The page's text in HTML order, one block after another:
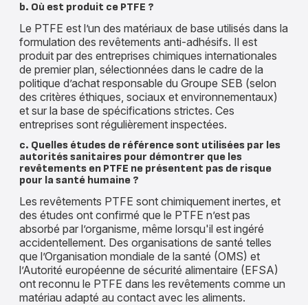
b. Où est produit ce PTFE ?
Le PTFE est l’un des matériaux de base utilisés dans la
formulation des revêtements anti-adhésifs. Il est
produit par des entreprises chimiques internationales
de premier plan, sélectionnées dans le cadre de la
politique d’achat responsable du Groupe SEB (selon
des critères éthiques, sociaux et environnementaux)
et sur la base de spécifications strictes. Ces
entreprises sont régulièrement inspectées.
c. Quelles études de référence sont utilisées par les
autorités sanitaires pour démontrer que les
revêtements en PTFE ne présentent pas de risque
pour la santé humaine ?
Les revêtements PTFE sont chimiquement inertes, et
des études ont confirmé que le PTFE n’est pas
absorbé par l’organisme, même lorsqu'il est ingéré
accidentellement. Des organisations de santé telles
que l’Organisation mondiale de la santé (OMS) et
l’Autorité européenne de sécurité alimentaire (EFSA)
ont reconnu le PTFE dans les revêtements comme un
matériau adapté au contact avec les aliments.